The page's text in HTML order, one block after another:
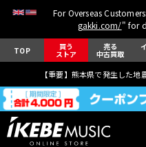
For Overseas
gakki.com/" for
TOP 買う
ストア
売る
中古買取
【重要】熊本県で発生した